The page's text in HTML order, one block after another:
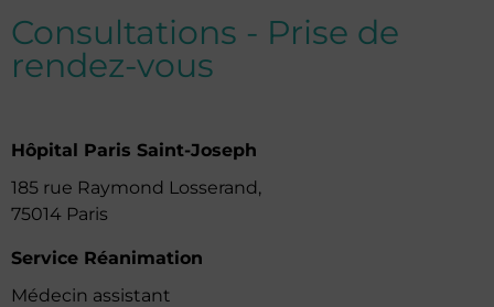
Consultations - Prise de
rendez-vous
Hôpital Paris Saint-Joseph
185 rue Raymond Losserand,
75014 Paris
Service Réanimation
Médecin assistant